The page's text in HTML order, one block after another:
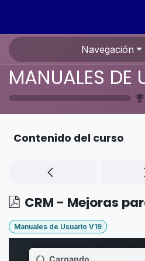
Navegación
Contenido del curso
Manuales de Usuario V19